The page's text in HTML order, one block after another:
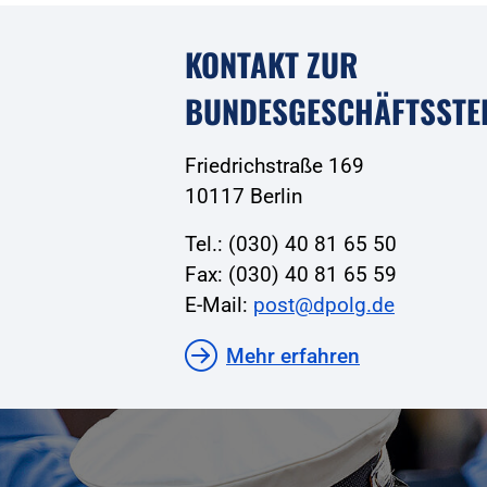
KONTAKT ZUR
Friedrichstraße 169
10117 Berlin
Tel.: (030) 40 81 65 50
Fax: (030) 40 81 65 59
E-Mail: post@dpolg.de
Mehr erfahren